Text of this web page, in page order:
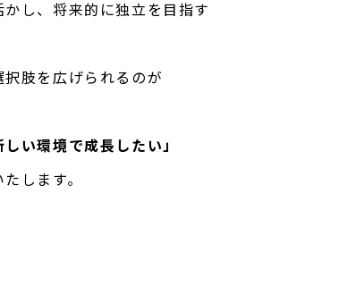
し、将来的に独立を目指す
肢を広げられるのが
い環境で成長したい」
します。